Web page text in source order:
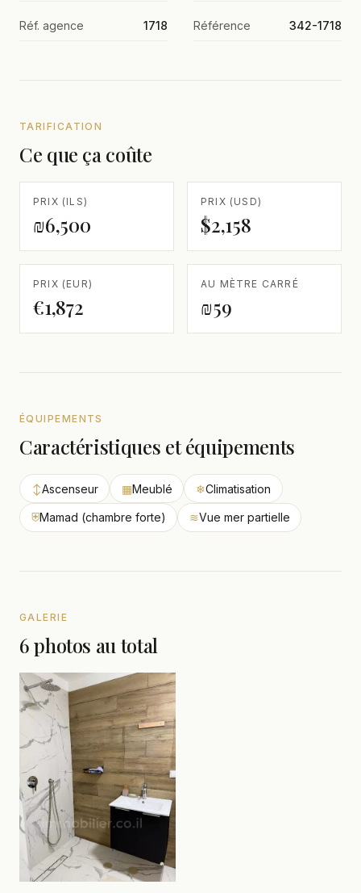
Réf. agence 1718 Référence 342-1718
TARIFICATION
Ce que ça coûte
PRIX (ILS)
₪6,500
PRIX (USD)
$2,158
PRIX (EUR)
€1,872
AU MÈTRE CARRÉ
₪59
ÉQUIPEMENTS
Caractéristiques et équipements
↕Ascenseur ▦Meublé ❄Climatisation
⛨Mamad (chambre forte) ≋Vue mer partielle
GALERIE
6 photos au total